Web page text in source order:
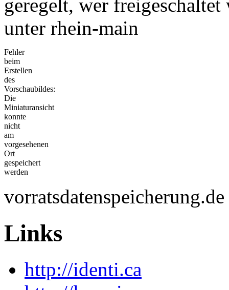
geregelt, wer
unter rhein-main
Fehler
beim
Erstellen
des
Vorschaubildes:
Die
Miniaturansicht
konnte
nicht
am
vorgesehenen
Ort
gespeichert
werden
Links
http://identi.ca